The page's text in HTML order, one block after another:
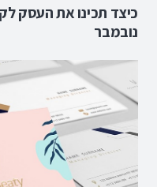
כיצד תכינו את העסק
נובמבר